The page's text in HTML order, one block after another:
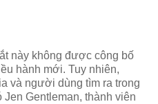
này không được công bố
hành mới. Tuy nhiên,
và người dùng tìm ra trong
Gentleman, thành viên